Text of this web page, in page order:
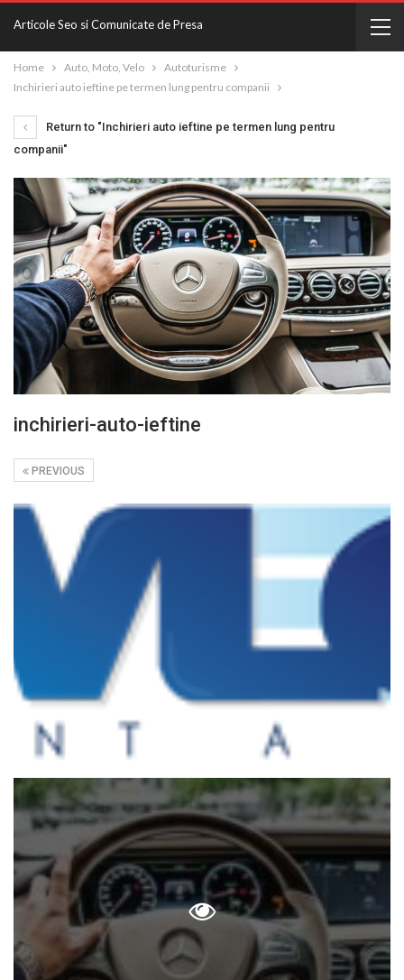
Articole Seo si Comunicate de Presa
Home Auto, Moto, Velo
Autoturisme
Inchirieri auto ieftine pe termen lung pentru companii
Return to "Inchirieri auto ieftine pe termen lung pentru
companii"
inchirieri-auto-ieftine
PREVIOUS